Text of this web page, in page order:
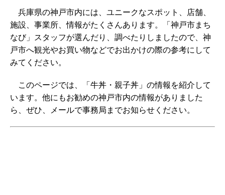
兵庫県の神戸市内には、ユニークなスポット、店舗、
施設、事業所、情報がたくさんあります。「神戸市まち
なび」スタッフが選んだり、調べたりしましたので、神
戸市へ観光やお買い物などでお出かけの際の参考にして
みてください。
このページでは、「牛丼・親子丼」の情報を紹介して
います。他にもお勧めの神戸市内の情報がありました
ら、ぜひ、メールで事務局までお知らせください。